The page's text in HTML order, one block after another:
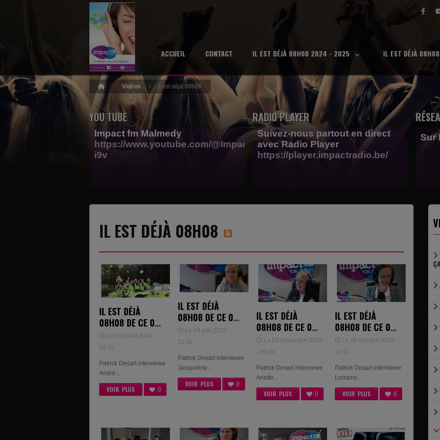
ACCUEIL CONTACT IL EST DÉJÀ 08H08 2024 - 2025 IL EST DÉJÀ
Vidéos Il est déjà 08h08
YOU TUBE
Impact fm Malmedy
https://www.youtube.com/@Impactfm-
i9v
RADIO PLAYER
Suivez-nous partout en direct
avec Radio Player
https://player.impactradio.be/
Sur
IL EST DÉJÀ 08H08
IL EST DÉJÀ
08H08 DE CE 03
JUILLET 2024 -
LA FAMILLE
Le 03 juillet 2024 -
09:32
Patrick Desart interviewe
André...
VOIR PLUS 0
IL EST DÉJÀ
08H08 DE CE 03
JUIN 2025 -
JACQUELINE
Le 09 juin 2025 -
22:35
Patrick Desart interviewe
Jacqueline...
VOIR PLUS 0
IL EST DÉJÀ
08H08 DE CE 03
NOVEMBRE 2025
- ARLETTE
ISABELLE COLIN
Le 03 novembre 2025
- 09:39
Patrick Desart interviewe
Arlette...
VOIR PLUS 0
IL EST DÉJÀ
08H08 DE CE 03
OCTOBRE 2025
Le 06 octobre 2025 -
13:11
Patrick Desart interviewe
Lorraine...
VOIR PLUS 0